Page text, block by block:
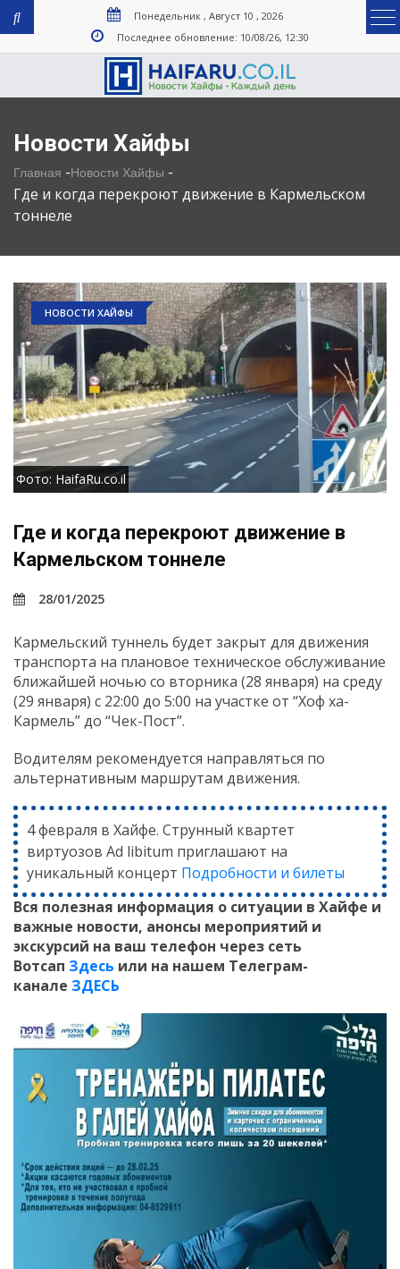
Понедельник , Август 10 , 2026
Последнее обновление: 10/08/26, 12:30
Новости Хайфы
Главная -Новости Хайфы -
Где и когда перекроют движение в Кармельском
тоннеле
НОВОСТИ ХАЙФЫ
Фото: HaifaRu.co.il
Где и когда перекроют движение в
Кармельском тоннеле
28/01/2025
Кармельский туннель будет закрыт для движения
транспорта на плановое техническое обслуживание
ближайшей ночью cо вторника (28 января) на среду
(29 января) с 22:00 до 5:00 на участке от “Хоф ха-
Кармель” до “Чек-Пост”.
Водителям рекомендуется направляться по
альтернативным маршрутам движения.
4 февраля в Хайфе. Струнный квартет
виртуозов Ad libitum приглашают на
уникальный концерт Подробности и билеты
Вся полезная информация о ситуации в Хайфе и
важные новости, анонсы мероприятий и
экскурсий на ваш телефон через сеть
Вотсап Здесь или на нашем Телеграм-
канале ЗДЕСЬ